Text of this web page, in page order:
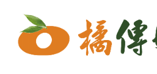
content